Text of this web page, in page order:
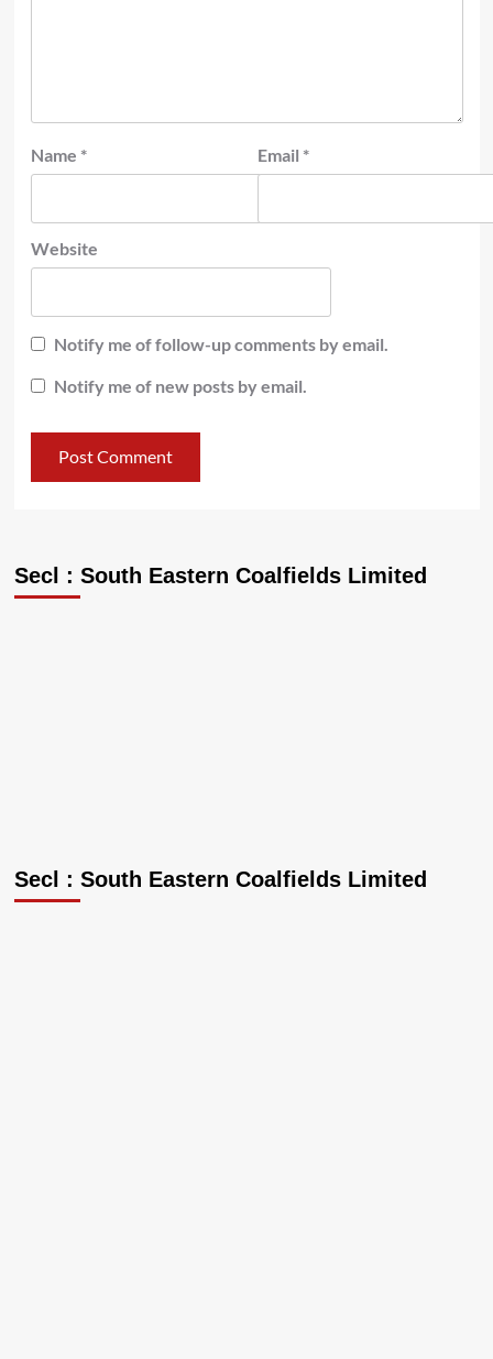
Name * Email *
Website
Notify me of follow-up comments by email.
Notify me of new posts by email.
Secl : South Eastern Coalfields Limited
Secl : South Eastern Coalfields Limited